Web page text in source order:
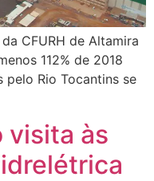
CFURH de Altamira
112% de 2018
pelo Rio Tocantins se
visita às